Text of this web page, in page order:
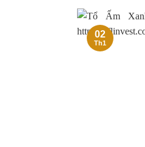
02
Th1